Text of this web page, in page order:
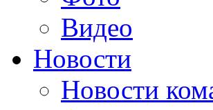
Видео
Новости
Новости